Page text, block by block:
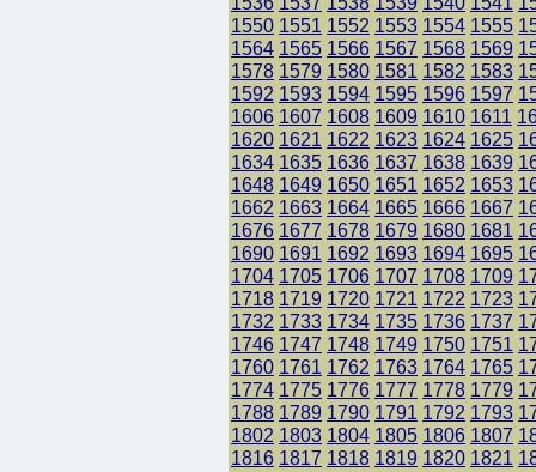
1550 1551 1552 1553 1554 1555
1564 1565 1566 1567 1568 1569
1578 1579 1580 1581 1582 1583
1592 1593 1594 1595 1596 1597
1606 1607 1608 1609 1610 1611
1620 1621 1622 1623 1624 1625
1634 1635 1636 1637 1638 1639
1648 1649 1650 1651 1652 1653
1662 1663 1664 1665 1666 1667
1676 1677 1678 1679 1680 1681
1690 1691 1692 1693 1694 1695
1704 1705 1706 1707 1708 1709
1718 1719 1720 1721 1722 1723
1732 1733 1734 1735 1736 1737
1746 1747 1748 1749 1750 1751
1760 1761 1762 1763 1764 1765
1774 1775 1776 1777 1778 1779
1788 1789 1790 1791 1792 1793
1802 1803 1804 1805 1806 1807
1816 1817 1818 1819 1820 1821